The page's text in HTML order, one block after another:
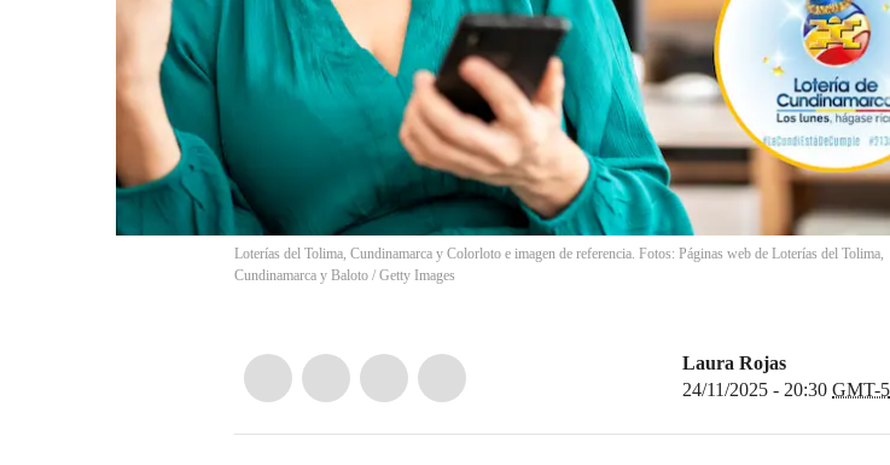
Loterías del Tolima, Cundinamarca y Colorloto e imagen de referencia. Fotos: Páginas web de Loterías del Tolima,
Cundinamarca y Baloto / Getty Images
Laura Rojas
24/11/2025 - 20:30 GMT-5